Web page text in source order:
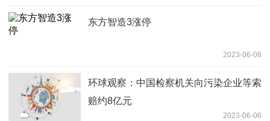
东方智造3涨停
2023-06-06
环球观察：中国检察机关向污染企业等索
赔约8亿元
2023-06-06